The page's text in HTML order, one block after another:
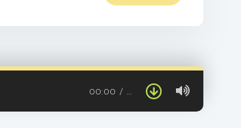
00:00